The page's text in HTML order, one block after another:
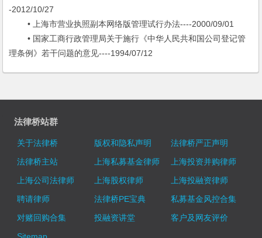
-2012/10/27
• 上海市营业执照副本网络版管理试行办法----2000/09/01
• 国家工商行政管理局关于施行《中华人民共和国公司登记管
理条例》若干问题的意见----1994/07/12
法律桥站群
关于法律桥 版权和隐私声明
法律桥严正声明
法律桥主站
上海私募基金律师
上海投资并购律师
上海公司法律师
上海股权律师
上海投融资律师
聘请律师
法律桥PE宝典
私募基金风控合集
对赌回购合集
投融资讲堂
客户及网友评价